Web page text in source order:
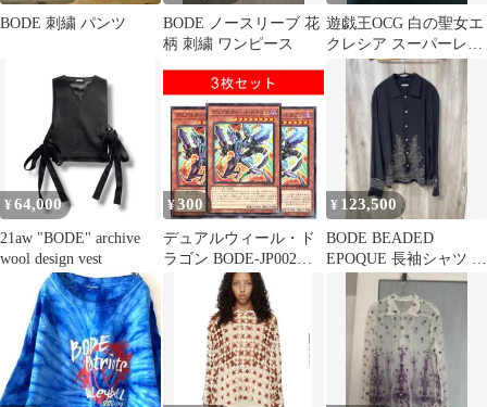
BODE 刺繍 パンツ
BODE ノースリーブ 花
柄 刺繍 ワンピース
遊戯王OCG 白の聖女エ
クレシア スーパーレア
２枚 BODE-JP007
¥ 64,000
21aw "BODE" archive
wool design vest
¥300
デュアルウィール・ド
ラゴン BODE-JP002【3
枚セット】
¥ 123,500
BODE BEADED
EPOQUE 長袖シャツ ブ
ラック M